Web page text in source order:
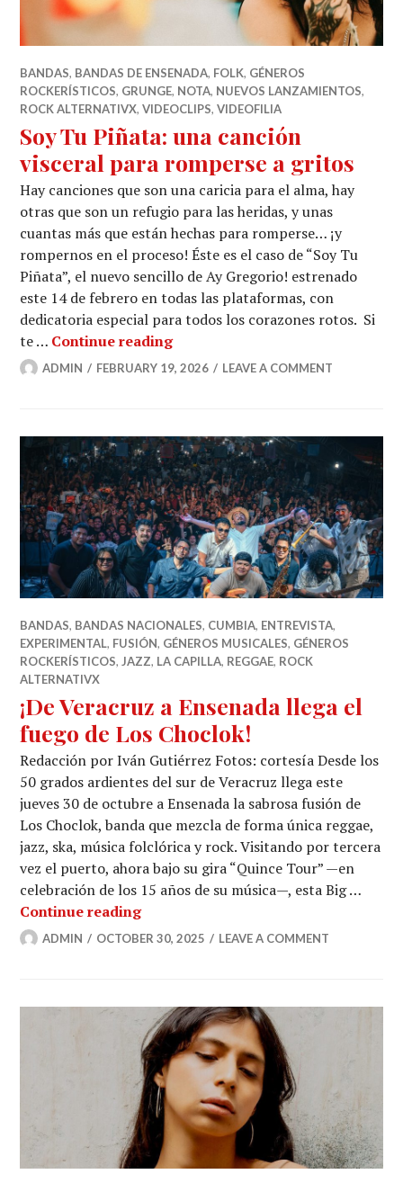
BANDAS, BANDAS DE ENSENADA, FOLK, GÉNEROS
ROCKERÍSTICOS, GRUNGE, NOTA, NUEVOS LANZAMIENTOS,
ROCK ALTERNATIVX,VIDEOCLIPS,VIDEOFILIA
Soy Tu Piñata: una canción
visceral para romperse a gritos
Hay canciones que son una caricia para el alma, hay
otras que son un refugio para las heridas, y unas
cuantas más que están hechas para romperse… ¡y
rompernos en el proceso! Éste es el caso de “Soy Tu
Piñata”, el nuevo sencillo de Ay Gregorio! estrenado
este 14 de febrero en todas las plataformas, con
dedicatoria especial para todos los corazones rotos. Si
te … Continue readingSoy Tu Piñata: una canción
ADMIN FEBRUARY 19, 2026 LEAVE A COMMENT
BANDAS, BANDAS NACIONALES, CUMBIA, ENTREVISTA,
EXPERIMENTAL, FUSIÓN, GÉNEROS MUSICALES, GÉNEROS
ROCKERÍSTICOS, JAZZ, LA CAPILLA, REGGAE, ROCK
ALTERNATIVX
¡De Veracruz a Ensenada llega el
fuego de Los Choclok!
Redacción por Iván Gutiérrez Fotos: cortesía Desde los
50 grados ardientes del sur de Veracruz llega este
jueves 30 de octubre a Ensenada la sabrosa fusión de
Los Choclok, banda que mezcla de forma única reggae,
jazz, ska, música folclórica y rock. Visitando por tercera
vez el puerto, ahora bajo su gira “Quince Tour” —en
celebración de los 15 años de su música—, esta Big …
Continue reading¡De Veracruz a Ensenada llega el
ADMIN OCTOBER 30, 2025 LEAVE A COMMENT